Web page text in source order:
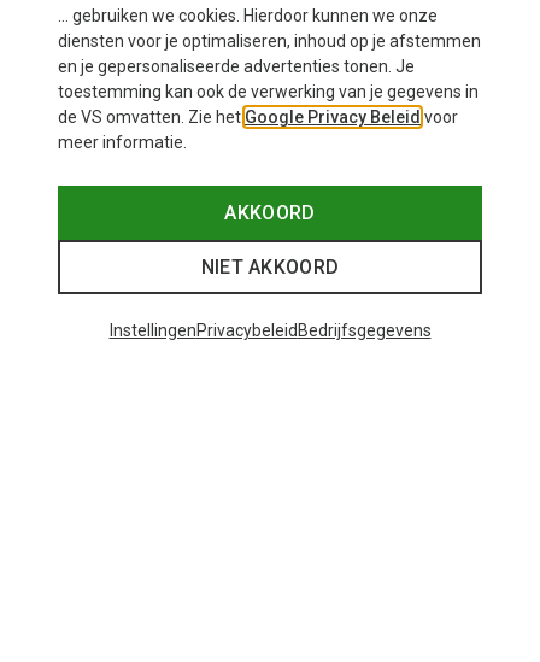
Edelrid
Axiom Slider Karabiner
€ 40,91
... gebruiken we cookies. Hierdoor kunnen we onze
diensten voor je optimaliseren, inhoud op je afstemmen
en je gepersonaliseerde advertenties tonen. Je
toestemming kan ook de verwerking van je gegevens in
de VS omvatten. Zie het Google Privacy Beleid voor
meer informatie.
AKKOORD
NIET AKKOORD
InstellingenPrivacybeleid Bedrijfsgegevens